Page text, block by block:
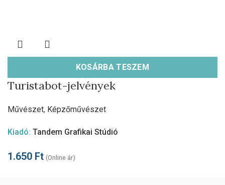
KOSÁRBA TESZEM
Turistabot-jelvények
Művészet, Képzőművészet
Kiadó: Tandem Grafikai Stúdió
1.650 Ft (Online ár)